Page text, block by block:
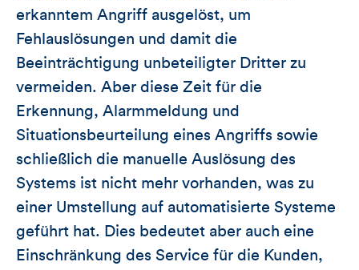
erkanntem Angriff ausgelöst, um
Fehlauslösungen und damit die
Beeinträchtigung unbeteiligter Dritter zu
vermeiden. Aber diese Zeit für die
Erkennung, Alarmmeldung und
Situationsbeurteilung eines Angriffs sowie
schließlich die manuelle Auslösung des
Systems ist nicht mehr vorhanden, was zu
einer Umstellung auf automatisierte Systeme
geführt hat. Dies bedeutet aber auch eine
Einschränkung des Service für die Kunden,